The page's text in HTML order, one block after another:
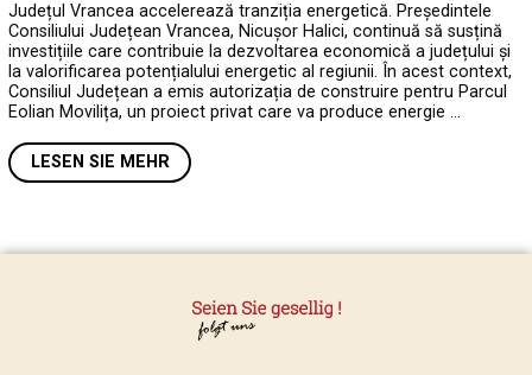
Județul Vrancea accelerează tranziția energetică. Președintele
Consiliului Județean Vrancea, Nicușor Halici, continuă să susțină
investițiile care contribuie la dezvoltarea economică a județului și
la valorificarea potențialului energetic al regiunii. În acest context,
Consiliul Județean a emis autorizația de construire pentru Parcul
Eolian Movilița, un proiect privat care va produce energie …
LESEN SIE MEHR